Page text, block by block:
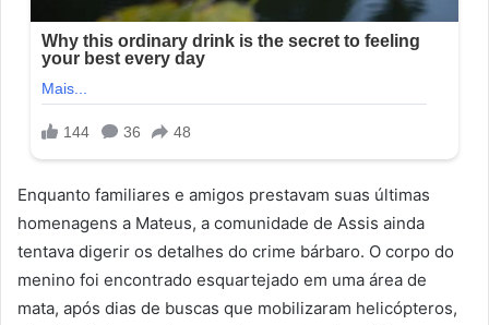
Enquanto familiares e amigos prestavam suas últimas
homenagens a Mateus, a comunidade de Assis ainda
tentava digerir os detalhes do crime bárbaro. O corpo do
menino foi encontrado esquartejado em uma área de
mata, após dias de buscas que mobilizaram helicópteros,